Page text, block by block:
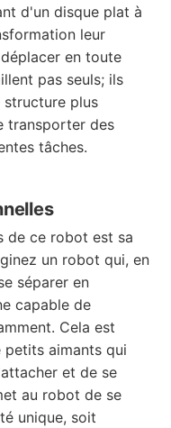
d'un disque plat à
leur
en toute
pas seuls; ils
structure plus
transporter des
tâches.
de ce robot est sa
un robot qui, en
séparer en
capable de
Cela est
aimants qui
et de se
au robot de se
unique, soit